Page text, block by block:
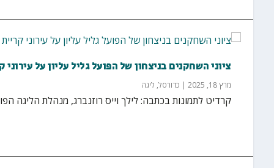
ציוני השחקנים בניצחון של הפועל גליל עליון על
מרץ 18, 2025 | כדורסל, ליגה
קרדיט לתמונות בכתבה: לילך וייס רוזנברג, מנהלת הליגה הפועל גליל